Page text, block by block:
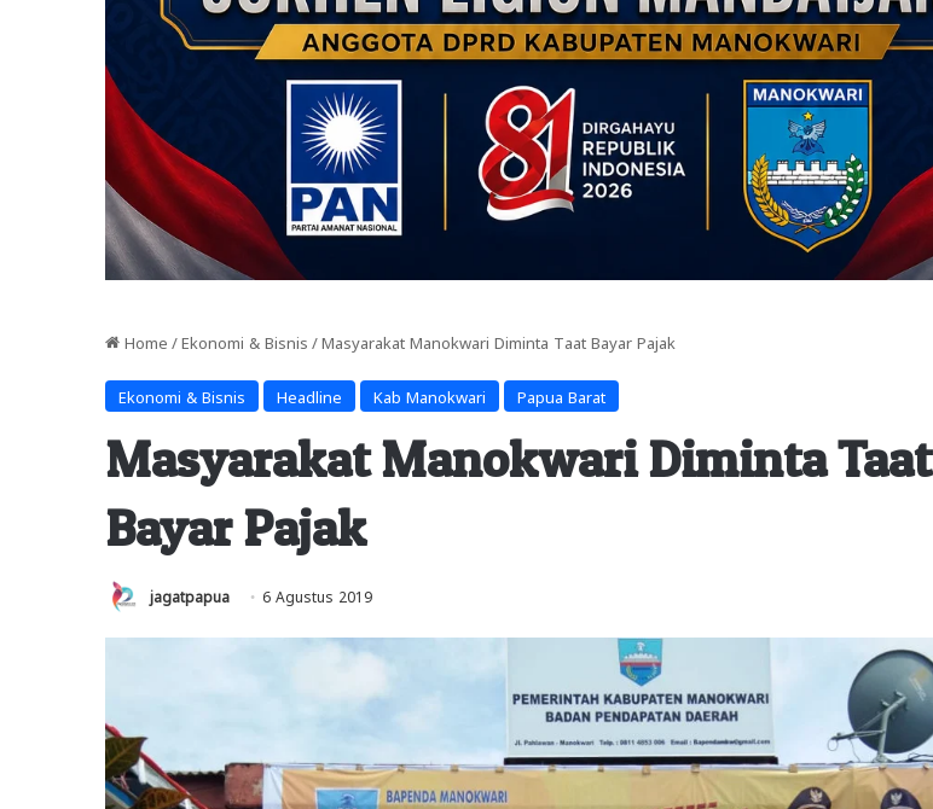
Home / Ekonomi & Bisnis / Masyarakat Manokwari Diminta Taat Bayar Pajak
Ekonomi & Bisnis Headline Kab Manokwari Papua Barat
Masyarakat Manokwari Diminta Taat
Bayar Pajak
jagatpapua 6 Agustus 2019